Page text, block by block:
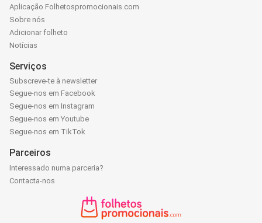
Aplicação Folhetospromocionais.com
Sobre nós
Adicionar folheto
Notícias
Serviços
Subscreve-te à newsletter
Segue-nos em Facebook
Segue-nos em Instagram
Segue-nos em Youtube
Segue-nos em TikTok
Parceiros
Interessado numa parceria?
Contacta-nos